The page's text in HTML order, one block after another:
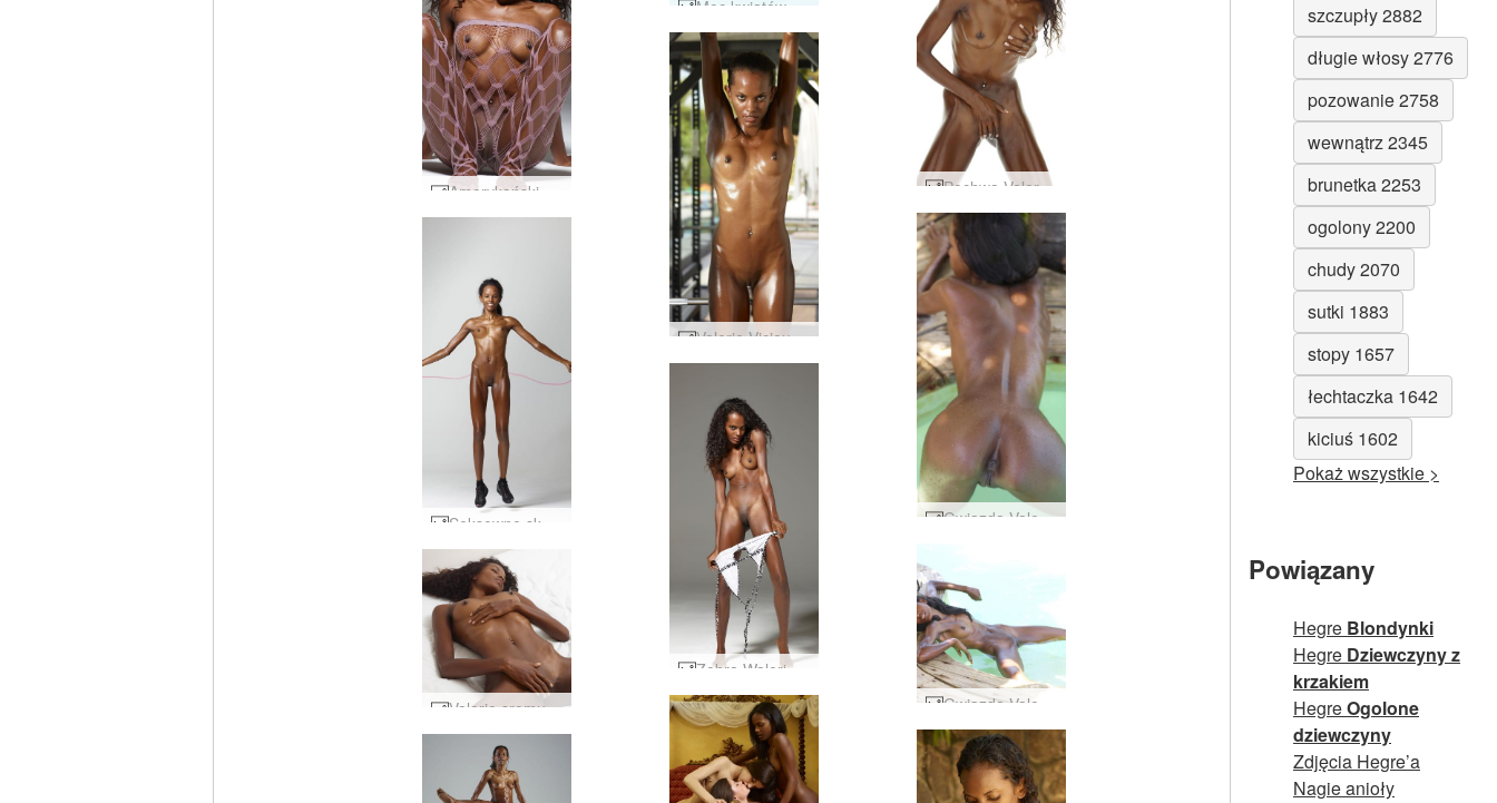
Pochwa Valerie #31
Valerie Vicious Power Pack część 1 #11
Gwiazda Valerie Mauritiusa #83
Zebra Waleria #89
Valerie sromu #21
szczupły 2882
długie włosy 2776
pozowanie 2758
wewnątrz 2345
brunetka 2253
ogolony 2200
chudy 2070
sutki 1883
stopy 1657
łechtaczka 1642
kiciuś 1602
Pokaż wszystkie >
Powiązany
Hegre Blondynki
Hegre Dziewczyny z
krzakiem
HegreOgolone
dziewczyny
Zdjęcia Hegre’a
Nagie anioły